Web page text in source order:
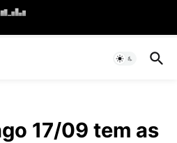
17/09 tem as